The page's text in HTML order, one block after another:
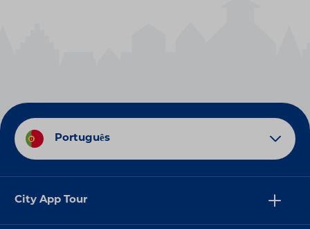
Português
City App Tour